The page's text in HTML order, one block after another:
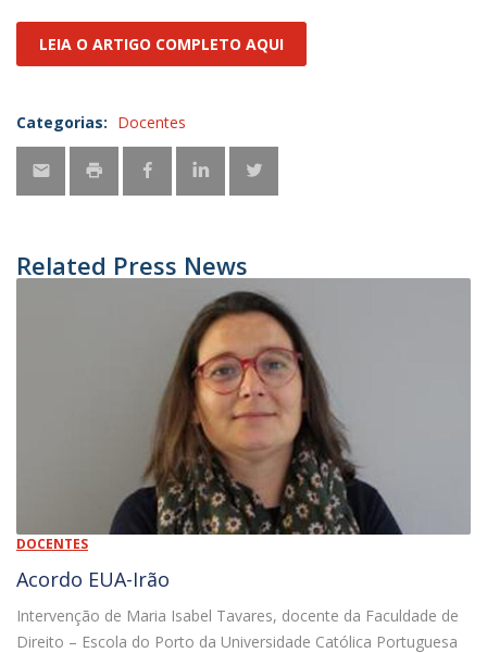
LEIA O ARTIGO COMPLETO AQUI
Categorias: Docentes
Related Press News
DOCENTES
Acordo EUA-Irão
Intervenção de Maria Isabel Tavares, docente da Faculdade de
Direito – Escola do Porto da Universidade Católica Portuguesa